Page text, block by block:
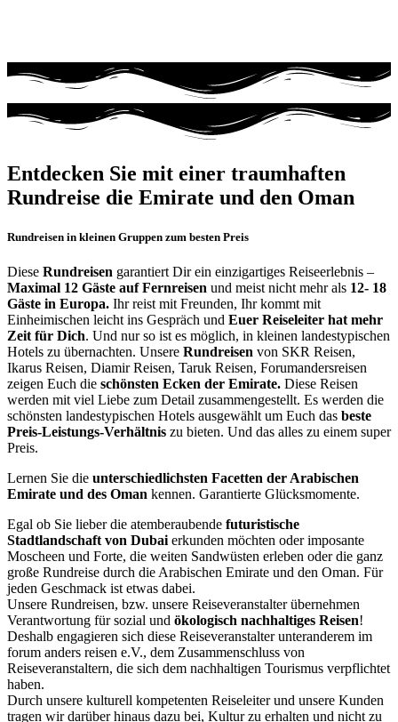
Entdecken Sie mit einer traumhaften
Rundreise die Emirate und den Oman
Rundreisen in kleinen Gruppen zum besten Preis
Diese Rundreisen garantiert Dir ein einzigartiges Reiseerlebnis –
Maximal 12 Gäste auf Fernreisen und meist nicht mehr als 12- 18
Gäste in Europa. Ihr reist mit Freunden, Ihr kommt mit
Einheimischen leicht ins Gespräch und Euer Reiseleiter hat mehr
Zeit für Dich. Und nur so ist es möglich, in kleinen landestypischen
Hotels zu übernachten. Unsere Rundreisen von SKR Reisen,
Ikarus Reisen, Diamir Reisen, Taruk Reisen, Forumandersreisen
zeigen Euch die schönsten Ecken der Emirate. Diese Reisen
werden mit viel Liebe zum Detail zusammengestellt. Es werden die
schönsten landestypischen Hotels ausgewählt um Euch das beste
Preis-Leistungs-Verhältnis zu bieten. Und das alles zu einem super
Preis.
Lernen Sie die unterschiedlichsten Facetten der Arabischen
Emirate und des Oman kennen. Garantierte Glücksmomente.
Egal ob Sie lieber die atemberaubende futuristische
Stadtlandschaft von Dubai erkunden möchten oder imposante
Moscheen und Forte, die weiten Sandwüsten erleben oder die ganz
große Rundreise durch die Arabischen Emirate und den Oman. Für
jeden Geschmack ist etwas dabei.
Unsere Rundreisen, bzw. unsere Reiseveranstalter übernehmen
Verantwortung für sozial und ökologisch nachhaltiges Reisen!
Deshalb engagieren sich diese Reiseveranstalter unteranderem im
forum anders reisen e.V., dem Zusammenschluss von
Reiseveranstaltern, die sich dem nachhaltigen Tourismus verpflichtet
haben.
Durch unsere kulturell kompetenten Reiseleiter und unsere Kunden
tragen wir darüber hinaus dazu bei, Kultur zu erhalten und nicht zu